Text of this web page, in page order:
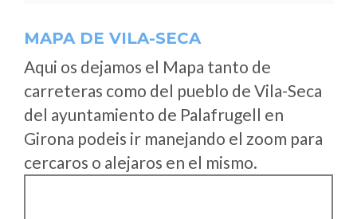
MAPA DE VILA-SECA
Aqui os dejamos el Mapa tanto de
carreteras como del pueblo de Vila-Seca
del ayuntamiento de Palafrugell en
Girona podeis ir manejando el zoom para
cercaros o alejaros en el mismo.